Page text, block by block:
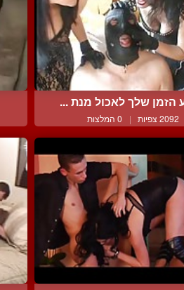
הזמן שלך לאכול מנת ...
2092 צפיות | 0 המלצות